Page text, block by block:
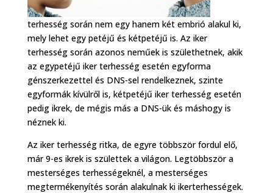
terhesség során nem egy hanem két embrió alakul ki,
mely lehet egy petéjű és kétpetéjű is. Az iker
terhesség során azonos neműek is születhetnek, akik
az egypetéjű iker terhesség esetén egyforma
génszerkezettel és DNS-sel rendelkeznek, szinte
egyformák kívülről is, kétpetéjű iker terhesség esetén
pedig ikrek, de mégis más a DNS-ük és máshogy is
néznek ki.
Az iker terhesség ritka, de egyre többször fordul elő,
már 9-es ikrek is születtek a világon. Legtöbbször a
mesterséges terhességeknél, a mesterséges
megtermékenyítés során alakulnak ki ikerterhességek.